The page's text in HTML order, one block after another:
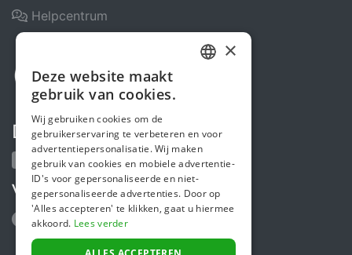
Helpcentrum
Deel ons
Volg ons
ENGLISH
×
Deze website maakt
gebruik van cookies.
Wij gebruiken cookies om de
gebruikerservaring te verbeteren en voor
advertentiepersonalisatie. Wij maken
gebruik van cookies en mobiele advertentie-
ID's voor gepersonaliseerde en niet-
gepersonaliseerde advertenties. Door op
'Alles accepteren' te klikken, gaat u hiermee
akkoord. Lees verder